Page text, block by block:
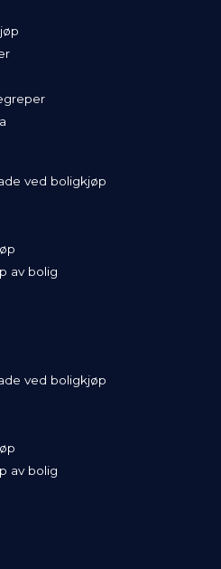
ved boligkjøp
av bolig
ved boligkjøp
av bolig